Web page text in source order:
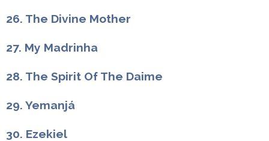
26. The Divine Mother
27. My Madrinha
28. The Spirit Of The Daime
29. Yemanjá
30. Ezekiel